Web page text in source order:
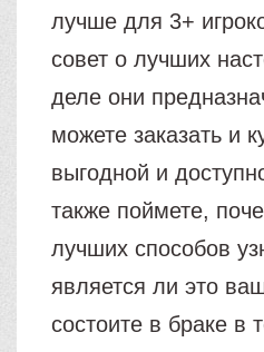
лучше для 3+
совет о лучших
деле они
можете заказать и
выгодной и
также поймете,
лучших способов
является ли это
состоите в браке в